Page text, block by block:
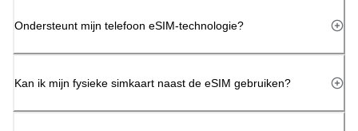
Ondersteunt mijn telefoon eSIM-technologie?
Kan ik mijn fysieke simkaart naast de eSIM gebruiken?